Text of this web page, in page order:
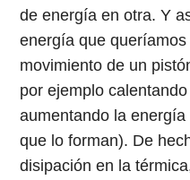
de energía en otra. Y
energía que
movimiento de un
por ejemplo
aumentando la
que lo forman). De
disipación en la